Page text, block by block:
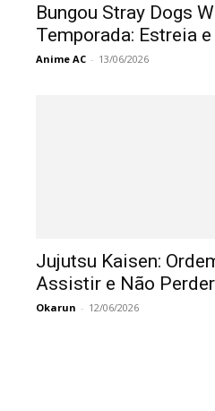
Bungou Stray Dogs
Temporada: Estreia
Anime AC - 13/06/2026
Jujutsu Kaisen:
Assistir e Não
Okarun - 12/06/2026